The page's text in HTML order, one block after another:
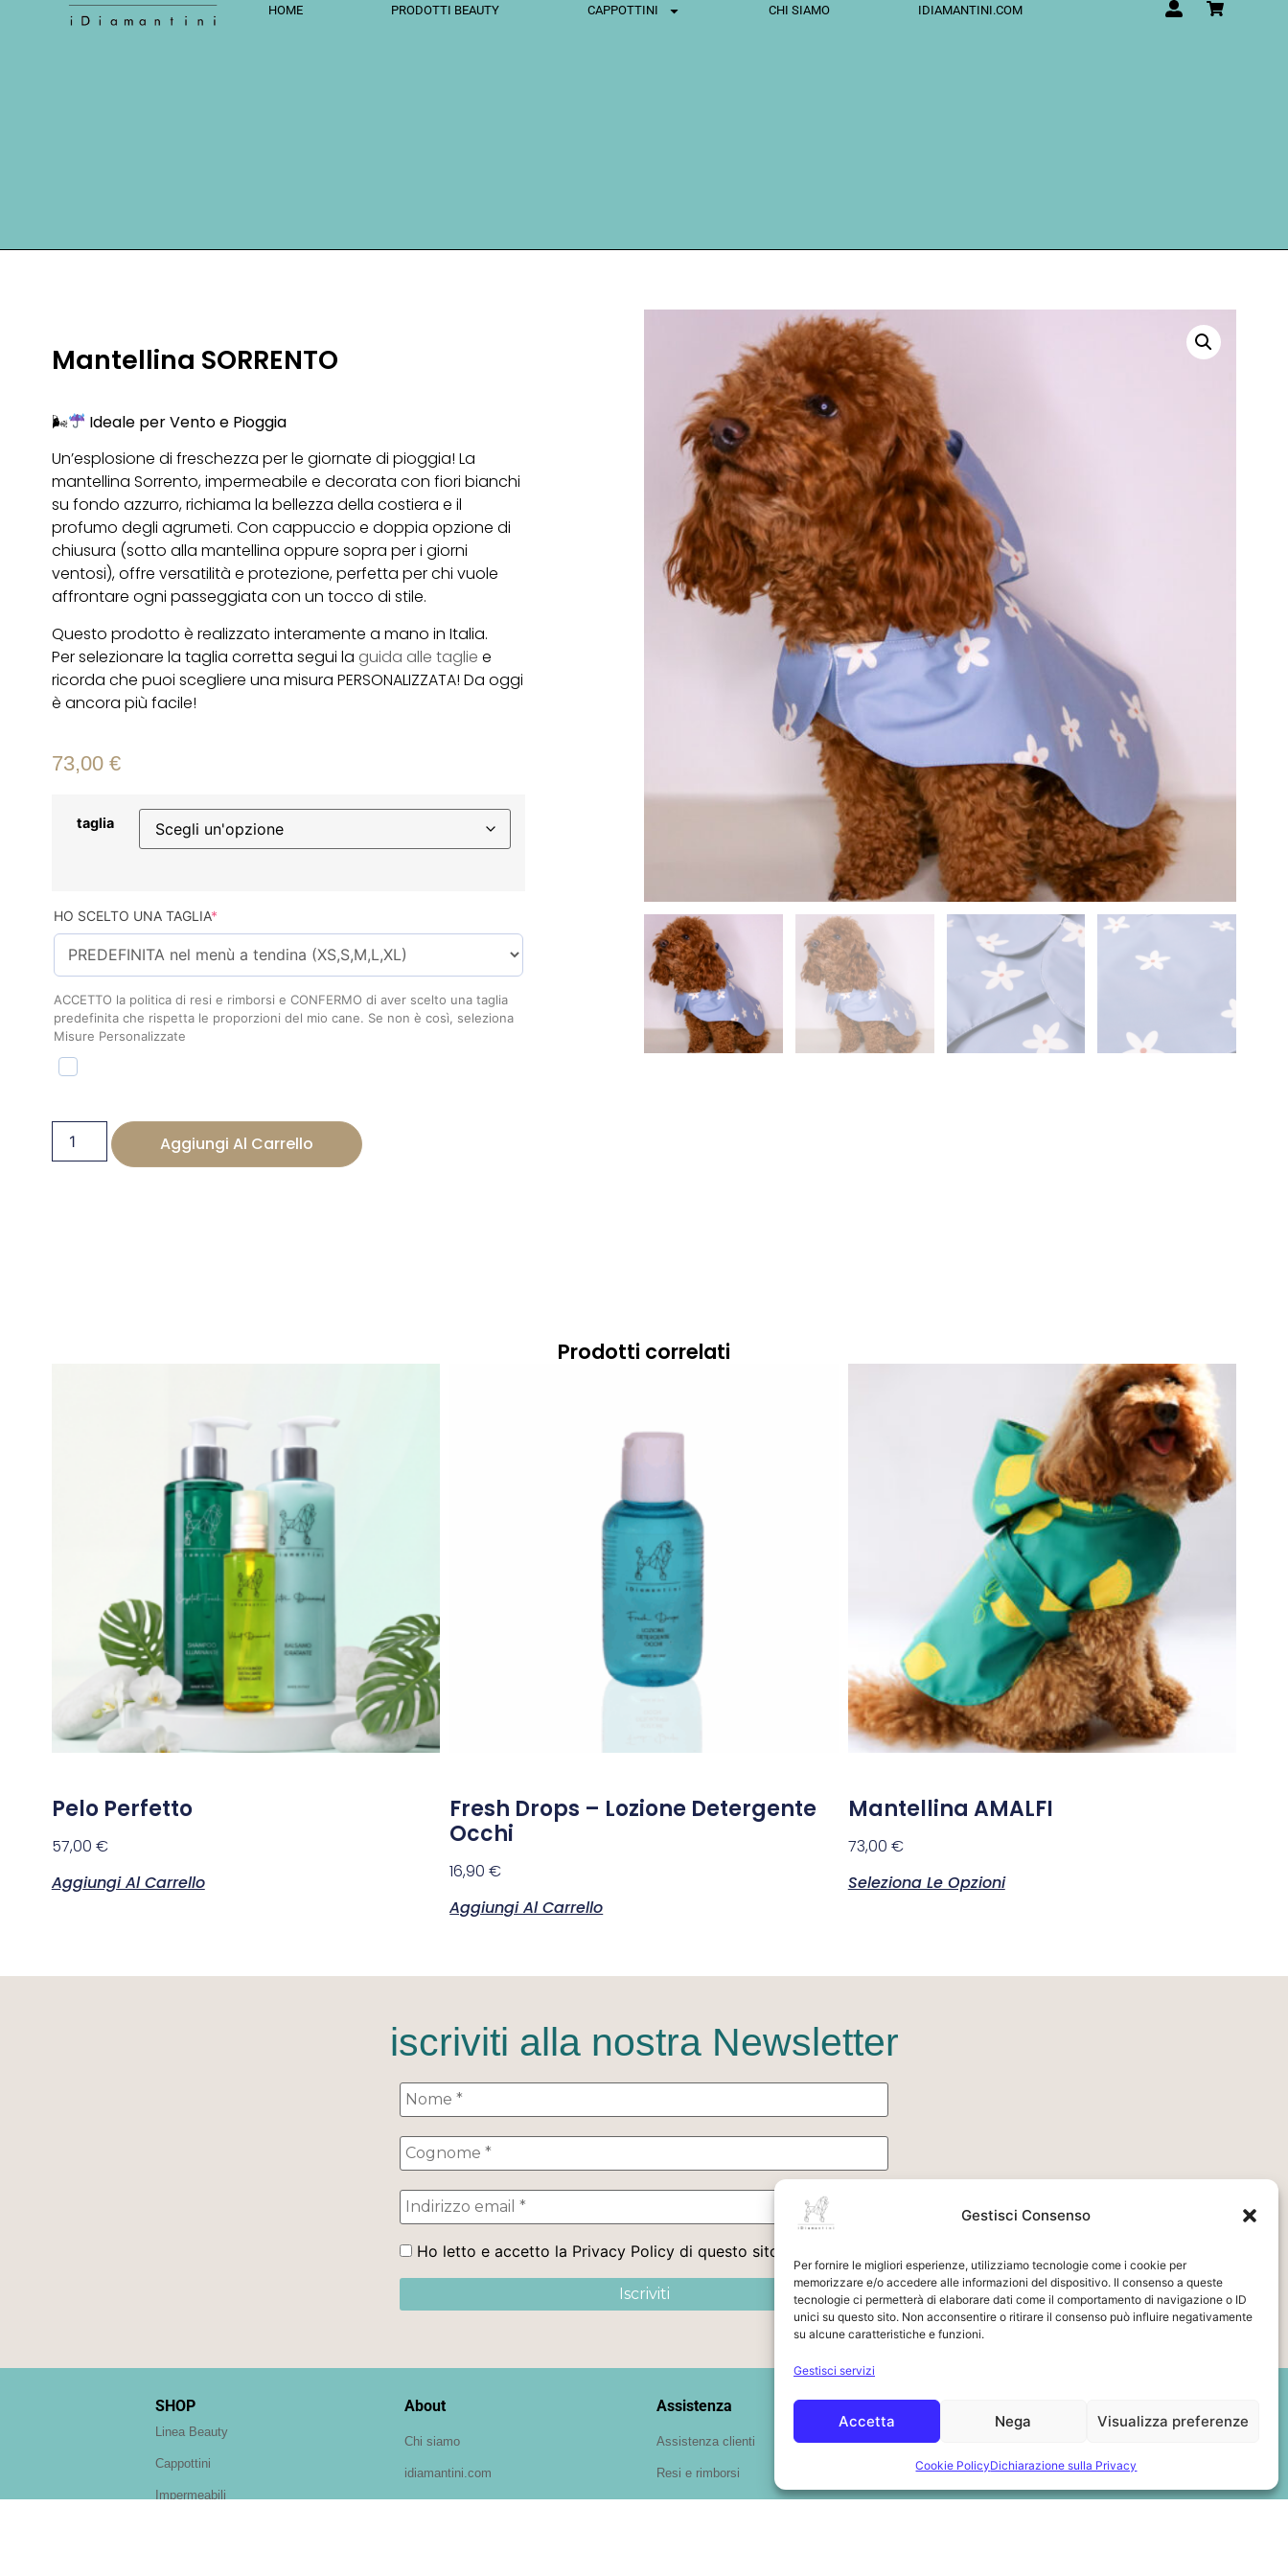
Gestisci Consenso
Per fornire le migliori esperienze, utilizziamo tecnologie come i cookie per
memorizzare e/o accedere alle informazioni del dispositivo. Il consenso a queste
tecnologie ci permetterà di elaborare dati come il comportamento di navigazione o ID
unici su questo sito. Non acconsentire o ritirare il consenso può influire negativamente
su alcune caratteristiche e funzioni.
Gestisci servizi
Accetta Nega Visualizza preferenze
Cookie PolicyDichiarazione sulla Privacy
HOME PRODOTTI BEAUTY CAPPOTTINI CHI SIAMO IDIAMANTINI.COM
Mantellina SORRENTO
🌬
Ideale per Vento e Pioggia
Un’esplosione di freschezza per le giornate di pioggia! La
mantellina Sorrento, impermeabile e decorata con fiori bianchi
su fondo azzurro, richiama la bellezza della costiera e il
profumo degli agrumeti. Con cappuccio e doppia opzione di
chiusura (sotto alla mantellina oppure sopra per i giorni
ventosi), offre versatilità e protezione, perfetta per chi vuole
affrontare ogni passeggiata con un tocco di stile.
Questo prodotto è realizzato interamente a mano in Italia.
Per selezionare la taglia corretta segui la guida alle taglie e
ricorda che puoi scegliere una misura PERSONALIZZATA! Da oggi
è ancora più facile!
73,00 €
taglia
HO SCELTO UNA TAGLIA*
ACCETTO la politica di resi e rimborsi e CONFERMO di aver scelto una taglia
predefinita che rispetta le proporzioni del mio cane. Se non è così, seleziona
Misure Personalizzate
Aggiungi Al Carrello
Prodotti correlati
Pelo Perfetto
57,00 €
Aggiungi Al Carrello
Fresh Drops – Lozione Detergente
Occhi
16,90€
Aggiungi Al Carrello
Mantellina AMALFI
73,00 €
Seleziona Le Opzioni
iscriviti alla nostra Newsletter
Ho letto e accetto la Privacy Policy di questo sito
SHOP
Linea Beauty
Cappottini
Impermeabili
About
Chi siamo
idiamantini.com
Assistenza
Assistenza clienti
Resi e rimborsi
Legal area
Privacy Policy
Cookie Policy